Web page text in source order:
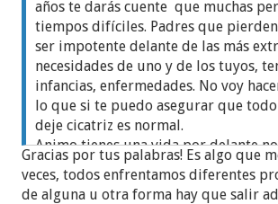
años te darás cuente que muchas
tiempos difíciles. Padres que
ser impotente delante de las más
necesidades de uno y de los tuyos,
infancias, enfermedades. No voy
lo que si te puedo asegurar que
deje cicatriz es normal.
Animo tienes una vida por delante
nada ni nadie te la robe, de momento
estas consiguiendo
Gracias por tus palabras! Es algo que
veces, todos enfrentamos diferentes
de alguna u otra forma hay que salir